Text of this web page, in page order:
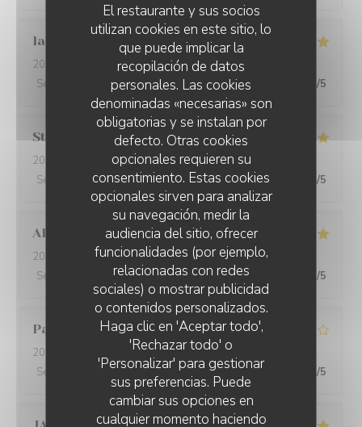
El restaurante y sus socios
utilizan cookies en este sitio, lo
que puede implicar la
recopilación de datos
personales. Las cookies
denominadas «necesarias» son
obligatorias y se instalan por
defecto. Otras cookies
opcionales requieren su
consentimiento. Estas cookies
opcionales sirven para analizar
su navegación, medir la
audiencia del sitio, ofrecer
funcionalidades (por ejemplo,
relacionadas con redes
sociales) o mostrar publicidad
o contenidos personalizados.
Haga clic en 'Aceptar todo',
'Rechazar todo' o
'Personalizar' para gestionar
sus preferencias. Puede
cambiar sus opciones en
cualquier momento haciendo
laurence
2026-08-01
- 21:00 - Invitados 2
Servicio
Ambiente: 4/5 Menú: 4/5 Calidad / Precio 4/5
Stephanie M
2026-08-01
- 20:15 - Invitados 3
Servicio
/5 Ambiente: 4/5 Menú: 4/5 Calidad / Precio 4/5
Alfred
2026-07-31
- 20:00 - Invitados 2
Servicio
Ambiente: 5/5 Menú: 5 /5 Calidad / Precio /5
Patrice
2026-07-31
- 20:45 - Invitados 2
Servicio
Ambiente: 4/5 Menú: 3/5 Calidad / Precio /5